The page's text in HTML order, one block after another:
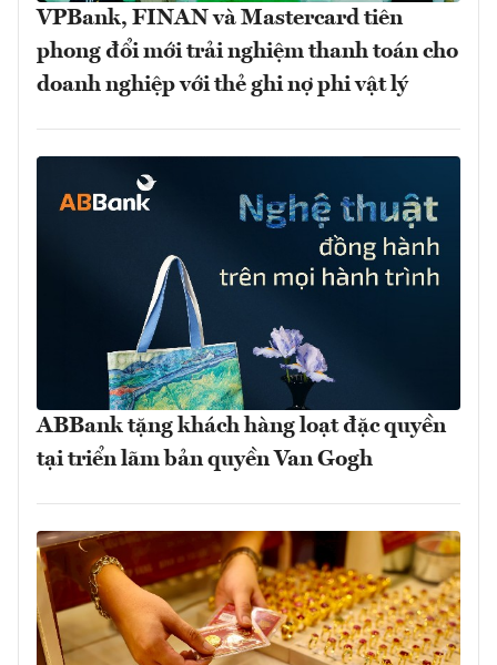
VPBank, FINAN và Mastercard tiên
phong đổi mới trải nghiệm thanh toán cho
doanh nghiệp với thẻ ghi nợ phi vật lý
ABBank tặng khách hàng loạt đặc quyền
tại triển lãm bản quyền Van Gogh